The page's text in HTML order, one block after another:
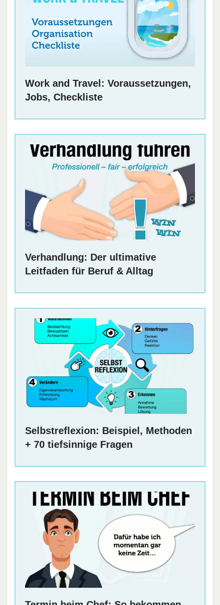
Work and Travel: Voraussetzungen,
Jobs, Checkliste
Verhandlung: Der ultimative
Leitfaden für Beruf & Alltag
Selbstreflexion: Beispiel, Methoden
+ 70 tiefsinnige Fragen